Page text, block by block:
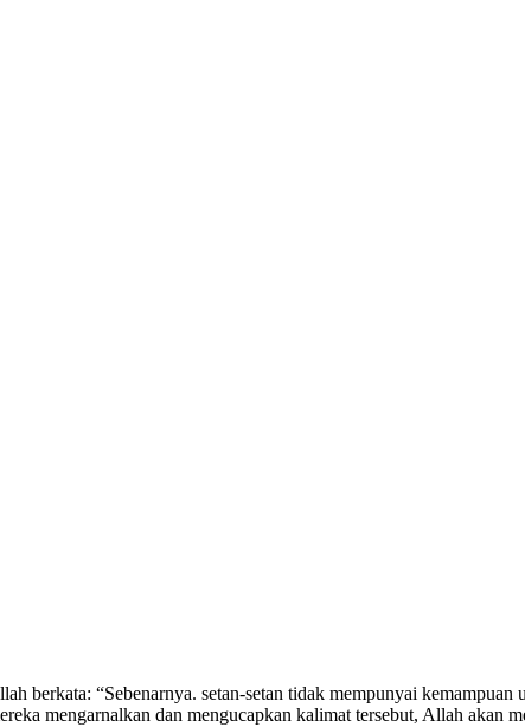
berkata: “Sebenarnya. setan-setan tidak mempunyai
mengarnalkan dan mengucapkan kalimat tersebut, Allah akan